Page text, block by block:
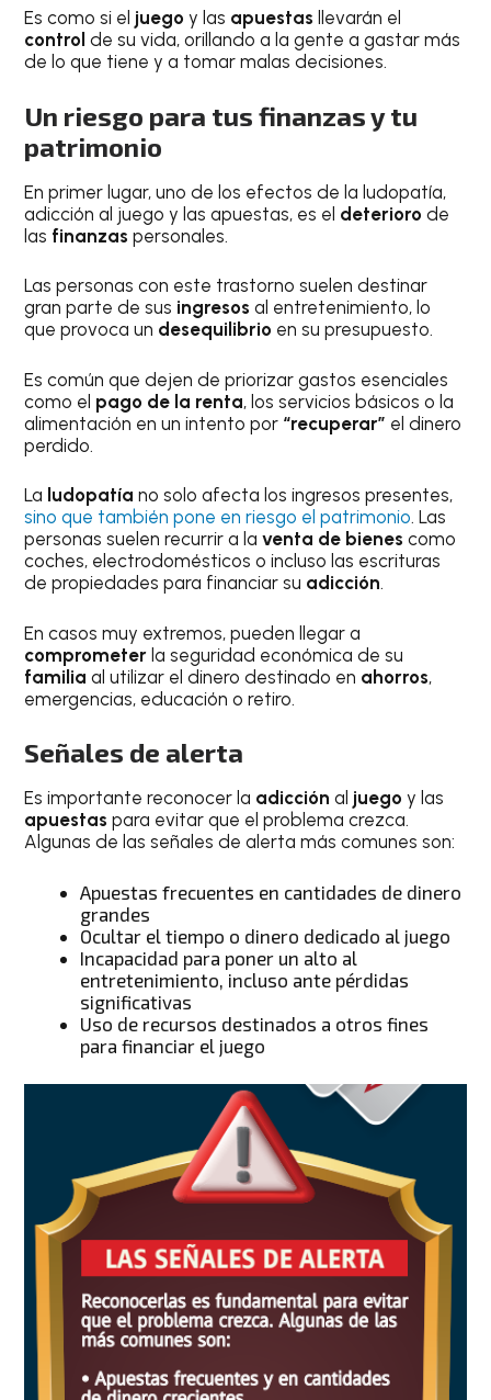
Es como si el juegoy las apuestas llevarán el
controlde su vida, orillando a la gente a gastar más
de lo que tiene y a tomar malas decisiones.
Un riesgo para tus finanzas y tu
patrimonio
En primer lugar, uno de los efectos de la ludopatía,
adicción al juego y las apuestas, es el deteriorode
las finanzaspersonales.
Las personas con este trastorno suelen destinar
gran parte de sus ingresosal entretenimiento, lo
que provoca un desequilibrio en su presupuesto.
Es común que dejen de priorizar gastos esenciales
como el pago de la renta, los servicios básicos o la
alimentación en un intento por “recuperar” el dinero
perdido.
La ludopatíano solo afecta los ingresos presentes,
sino que también pone en riesgo el patrimonio. Las
personas suelen recurrir a laventa de bienes como
coches, electrodomésticos o incluso las escrituras
de propiedades para financiar su adicción.
En casos muy extremos, pueden llegar a
comprometerla seguridad económica de su
familiaal utilizar el dinero destinado en ahorros,
emergencias, educación o retiro.
Señales de alerta
Es importante reconocer la adicciónal juegoy las
apuestaspara evitar que el problema crezca.
Algunas de las señales de alerta más comunes son:
Apuestas frecuentes en cantidades de dinero
grandes
Ocultar el tiempo o dinero dedicado al juego
Incapacidad para poner un alto al
entretenimiento, incluso ante pérdidas
significativas
Uso de recursos destinados a otros fines
para financiar el juego